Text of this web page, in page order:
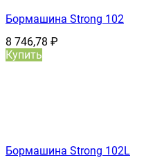
Бормашина Strong 102
8 746,78 ₽
Купить
Бормашина Strong 102L